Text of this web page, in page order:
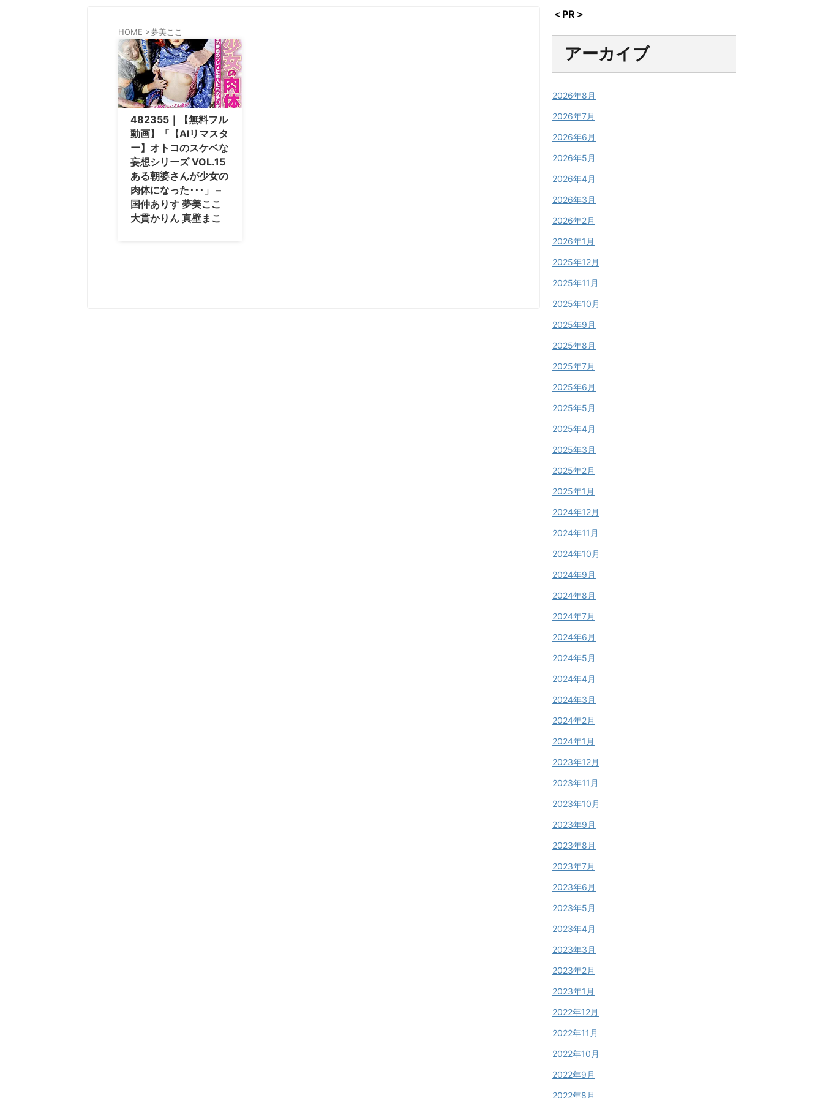
HOME >夢美ここ
482355｜【無料フル
動画】「【AIリマスタ
ー】オトコのスケベな
妄想シリーズ VOL.15
ある朝婆さんが少女の
肉体になった･･･」 –
国仲ありす 夢美ここ
大貫かりん 真壁まこ
＜PR＞
アーカイブ
2026年8月
2026年7月
2026年6月
2026年5月
2026年4月
2026年3月
2026年2月
2026年1月
2025年12月
2025年11月
2025年10月
2025年9月
2025年8月
2025年7月
2025年6月
2025年5月
2025年4月
2025年3月
2025年2月
2025年1月
2024年12月
2024年11月
2024年10月
2024年9月
2024年8月
2024年7月
2024年6月
2024年5月
2024年4月
2024年3月
2024年2月
2024年1月
2023年12月
2023年11月
2023年10月
2023年9月
2023年8月
2023年7月
2023年6月
2023年5月
2023年4月
2023年3月
2023年2月
2023年1月
2022年12月
2022年11月
2022年10月
2022年9月
2022年8月